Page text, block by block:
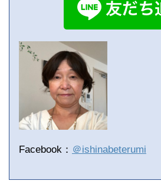
Facebook： ＠ishinabeterumi